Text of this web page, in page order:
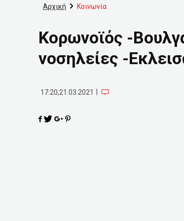
Αρχική Κοινωνία
Κορωνοϊός -
νοσηλείες -
17:20,21.03.2021